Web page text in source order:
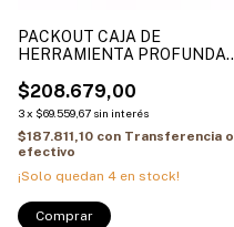
PACKOUT CAJA DE
HERRAMIENTA PROFUNDA
ALTO IMPACTO 4822-8425
$208.679,00
3x $69.559,67 sin interés
$187.811,10 con Transferencia o
efectivo
¡Solo quedan 4 en stock!